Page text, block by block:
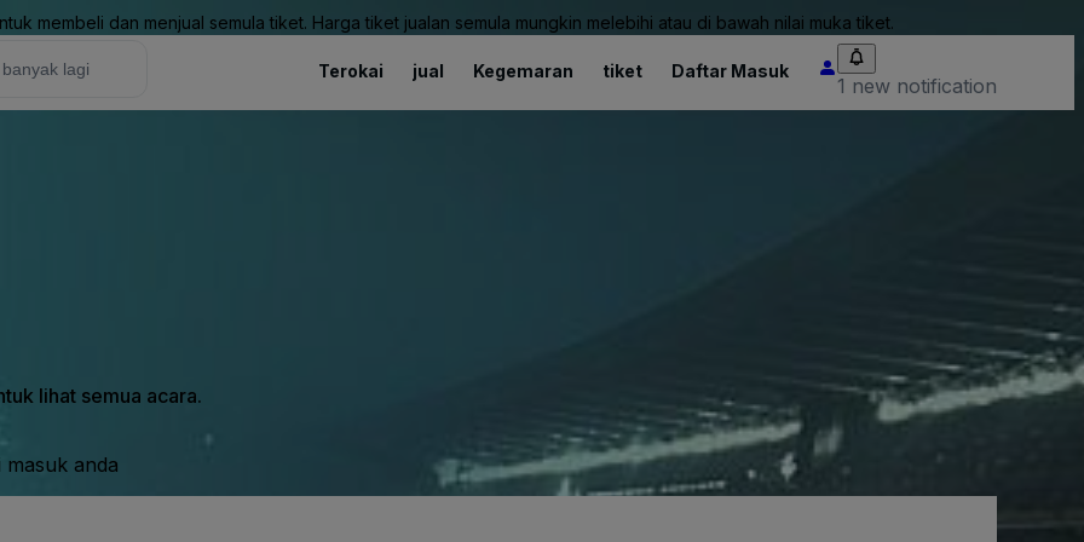
membeli dan menjual semula tiket. Harga tiket jualan semula mungkin melebihi atau di bawah nilai muka tiket.
Terokai jual Kegemaran tiket Daftar Masuk
1 new notification
lihat semua acara.
anda